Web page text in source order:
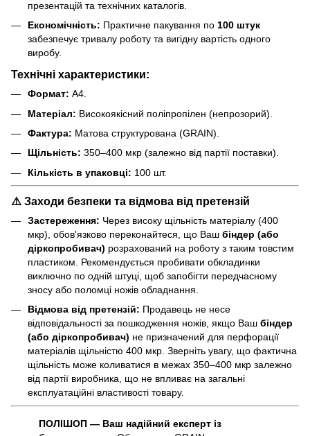
презентацій та технічних каталогів.
Економічність: Практичне пакування по 100 штук
забезпечує тривалу роботу та вигідну вартість одного
виробу.
Технічні характеристики:
Формат: А4.
Матеріал: Високоякісний поліпропілен (непрозорий).
Фактура: Матова структурована (GRAIN).
Щільність: 350–400 мкр (залежно від партії поставки).
Кількість в упаковці: 100 шт.
⚠️ Заходи безпеки та відмова від претензій
Застереження: Через високу щільність матеріалу (400
мкр), обов'язково переконайтеся, що Ваш біндер (або
діркопробивач) розрахований на роботу з таким товстим
пластиком. Рекомендується пробивати обкладинки
виключно по одній штуці, щоб запобігти передчасному
зносу або поломці ножів обладнання.
Відмова від претензій: Продавець не несе
відповідальності за пошкодження ножів, якщо Ваш біндер
(або діркопробивач) не призначений для перфорації
матеріалів щільністю 400 мкр. Зверніть увагу, що фактична
щільність може коливатися в межах 350–400 мкр залежно
від партії виробника, що не впливає на загальні
експлуатаційні властивості товару.
ПОЛІШОП — Ваш надійний експерт із